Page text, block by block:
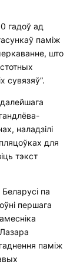
гадоў ад
паміж
што
сувязяў”.
наладзілі
для
тэкст
па
першага
паміж